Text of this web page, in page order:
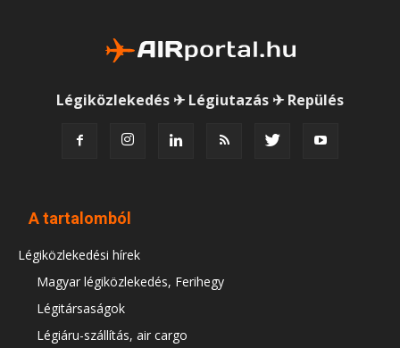
Légiközlekedés ✈ Légiutazás ✈ Repülés
A tartalomból
Légiközlekedési hírek
Magyar légiközlekedés, Ferihegy
Légitársaságok
Légiáru-szállítás, air cargo